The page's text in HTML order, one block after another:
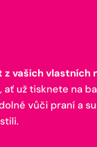
vašich vlastních
už tisknete na
vůči praní a